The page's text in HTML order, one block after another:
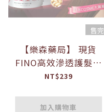
售完
【樂森藥局】 現貨
FINO高效滲透護髮膜
230G - 沖洗型 受損髮
NT$239
加入購物車